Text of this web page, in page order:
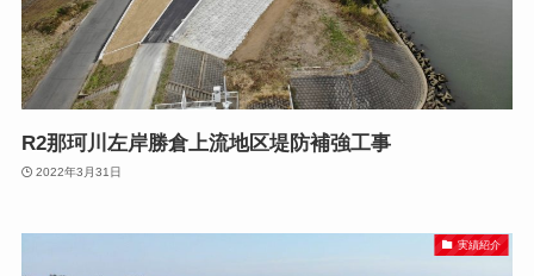
R2那珂川左岸勝倉上流地区堤防補強工事
2022年3月31日
実績紹介